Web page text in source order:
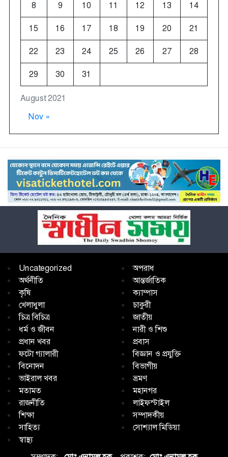
August 2021
8 9 10 11 12 13 14
15 16 17 18 19 20 21
22 23 24 25 26 27 28
29 30 31
Nov »
Uncategorized
অপরাধ
অর্থনীতি
আন্তর্জাতিক
কৃষি
ক্যাম্পাস
খেলাধুলা
চাকুরী
চিত্র বিচিত্র
জাতীয়
ধর্ম ও জীবন
নারী ও শিশু
প্রধান খবর
প্রবাস
ফটো গ্যালারী
বিজ্ঞান ও প্রযুক্তি
বিনোদন
বিভাগীয়
ভাইরাল খবর
ভ্রমণ
মতামত
মহানগর
রাজনীতি
লাইফস্টাইল
শিক্ষা
সম্পাদকীয়
সাহিত্য
সোশ্যাল মিডিয়া
স্বাস্থ্য